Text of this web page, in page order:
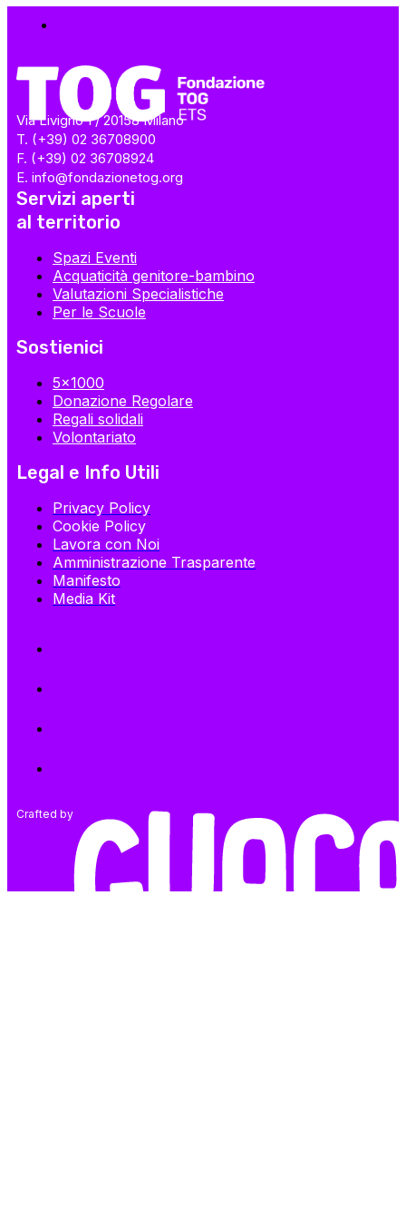
Via Livigno 1 / 20158 Milano
T. (+39) 02 36708900
F. (+39) 02 36708924
E. info@fondazionetog.org
Servizi aperti
al territorio
Spazi Eventi
Acquaticità genitore-bambino
Valutazioni Specialistiche
Per le Scuole
Sostienici
5×1000
Donazione Regolare
Regali solidali
Volontariato
Legal e Info Utili
Privacy Policy
Cookie Policy
Lavora con Noi
Amministrazione Trasparente
Manifesto
Media Kit
Crafted by